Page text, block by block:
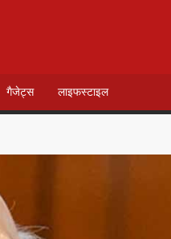
गैजेट्स लाइफस्टाइल